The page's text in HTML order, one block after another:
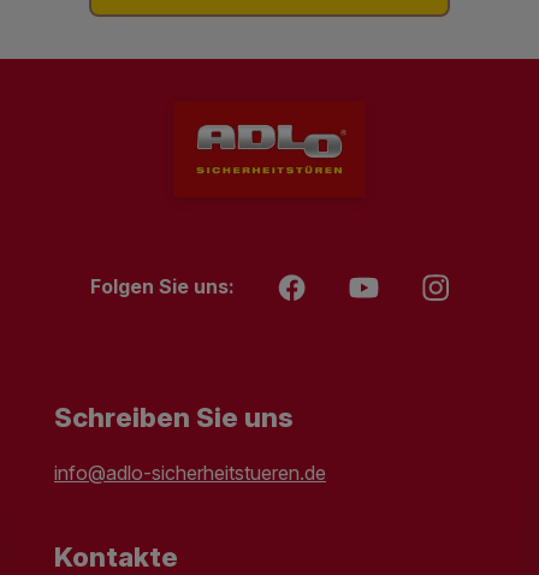
Folgen Sie uns:
Schreiben Sie uns
info@adlo-sicherheitstueren.de
Kontakte